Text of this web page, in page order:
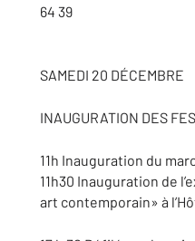
64 39
SAMEDI 20 DÉCEMBRE
INAUGURATION DES
11h Inauguration du
11h30 Inauguration de
art contemporain» à